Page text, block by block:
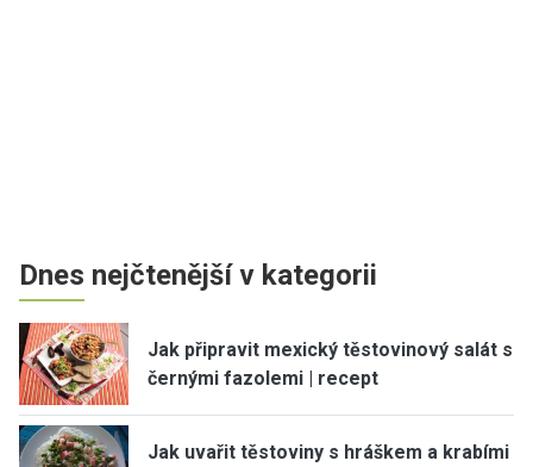
Dnes nejčtenější v kategorii
Jak připravit mexický těstovinový salát s
černými fazolemi | recept
Jak uvařit těstoviny s hráškem a krabími